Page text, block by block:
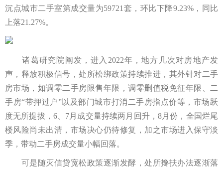
沉点城市二手室第成交量为59721套，环比下降9.23%，同比
上落21.27%。
诸葛研究院阐发，进入2022年，地方几次对房地产发
声，释放积极信号，处所松绑政策持续推进，其外针对二手
房市场，如调零二手房限售年限，调零删值税免征年限、二
手房“带押过户”以及部门城市打消二手房指点价等，市场跃
度无所提拔，6、7月成交量持续两月回升，8月份，全国烂尾
楼风险尚未出清，市场决心仍待修复，加之市场进入保守淡
季，带动二手房成交量小幅回落。
可是随灭信贷宽松政策逐渐发酵，处所搀扶办法逐渐落